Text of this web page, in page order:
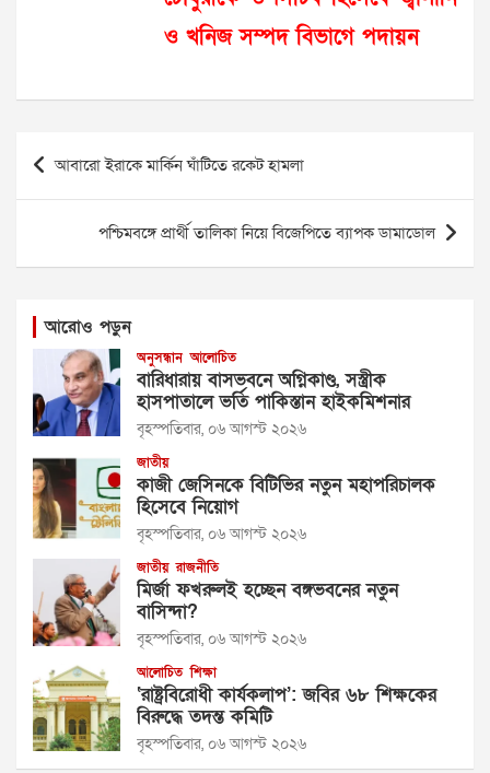
ও খনিজ সম্পদ বিভাগে পদায়ন
Post
navigation
আবারো ইরাকে মার্কিন ঘাঁটিতে রকেট হামলা
পশ্চিমবঙ্গে প্রার্থী তালিকা নিয়ে বিজেপিতে ব্যাপক ডামাডোল
আরোও পড়ুন
অনুসন্ধান আলোচিত
বারিধারায় বাসভবনে অগ্নিকাণ্ড, সস্ত্রীক
হাসপাতালে ভর্তি পাকিস্তান হাইকমিশনার
বৃহস্পতিবার, ০৬ আগস্ট ২০২৬
জাতীয়
কাজী জেসিনকে বিটিভির নতুন মহাপরিচালক
হিসেবে নিয়োগ
বৃহস্পতিবার, ০৬ আগস্ট ২০২৬
জাতীয় রাজনীতি
মির্জা ফখরুলই হচ্ছেন বঙ্গভবনের নতুন
বাসিন্দা?
বৃহস্পতিবার, ০৬ আগস্ট ২০২৬
আলোচিত শিক্ষা
‘রাষ্ট্রবিরোধী কার্যকলাপ’: জবির ৬৮ শিক্ষকের
বিরুদ্ধে তদন্ত কমিটি
বৃহস্পতিবার, ০৬ আগস্ট ২০২৬